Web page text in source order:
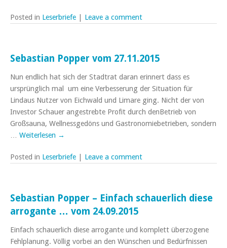
Posted in Leserbriefe | Leave a comment
Sebastian Popper vom 27.11.2015
Nun endlich hat sich der Stadtrat daran erinnert dass es
ursprünglich mal um eine Verbesserung der Situation für
Lindaus Nutzer von Eichwald und Limare ging. Nicht der von
Investor Schauer angestrebte Profit durch denBetrieb von
Großsauna, Wellnessgedöns und Gastronomiebetrieben, sondern
Weiterlesen →
Posted in Leserbriefe | Leave a comment
Sebastian Popper – Einfach schauerlich diese
arrogante … vom 24.09.2015
Einfach schauerlich diese arrogante und komplett überzogene
Fehlplanung. Völlig vorbei an den Wünschen und Bedürfnissen